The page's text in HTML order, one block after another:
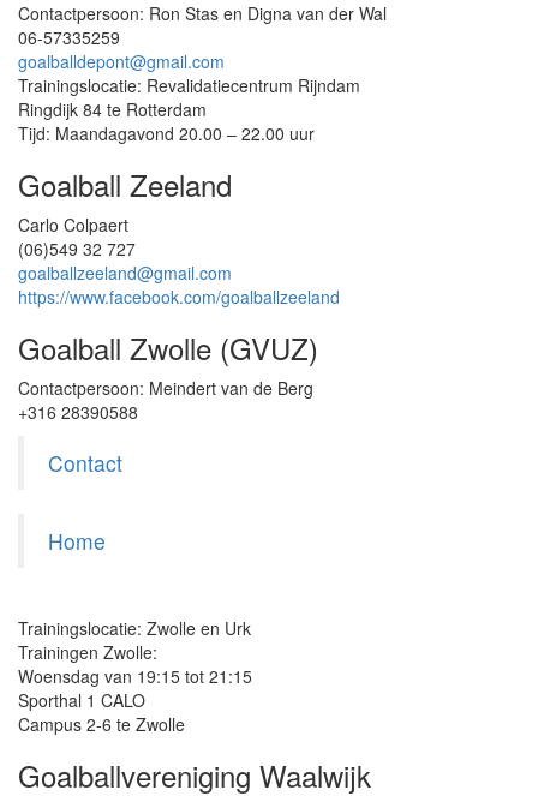
Contactpersoon: Ron Stas en Digna van der Wal
06-57335259
goalballdepont@gmail.com
Trainingslocatie: Revalidatiecentrum Rijndam
Ringdijk 84 te Rotterdam
Tijd: Maandagavond 20.00 – 22.00 uur
Goalball Zeeland
Carlo Colpaert
(06)549 32 727
goalballzeeland@gmail.com
https://www.facebook.com/goalballzeeland
Goalball Zwolle (GVUZ)
Contactpersoon: Meindert van de Berg
+316 28390588
Contact
Home
Trainingslocatie: Zwolle en Urk
Trainingen Zwolle:
Woensdag van 19:15 tot 21:15
Sporthal 1 CALO
Campus 2-6 te Zwolle
Goalballvereniging Waalwijk